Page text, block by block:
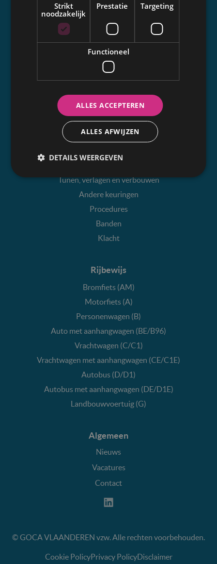
Autokeuring
Wanneer en hoe vaak?
Keuringscentra
Goed voorbereid
Tarieven
Herkeuring
Kopen en verkopen
Tunen, verlagen en verbouwen
Andere keuringen
Procedures
Banden
Klacht
Rijbewijs
Bromfiets (AM)
Motorfiets (A)
Personenwagen (B)
Auto met aanhangwagen (BE/B96)
Vrachtwagen (C/C1)
Vrachtwagen met aanhangwagen (CE/C1E)
Autobus (D/D1)
Autobus met aanhangwagen (DE/D1E)
Landbouwvoertuig (G)
Algemeen
Nieuws
Vacatures
Contact
© GOCA VLAANDEREN vzw. Alle rechten voorbehouden.
Cookie PolicyPrivacy PolicyDisclaimer
Strikt
noodzakelijk
Prestatie Targeting
Functioneel
ALLES ACCEPTEREN
ALLES AFWIJZEN
DETAILS WEERGEVEN